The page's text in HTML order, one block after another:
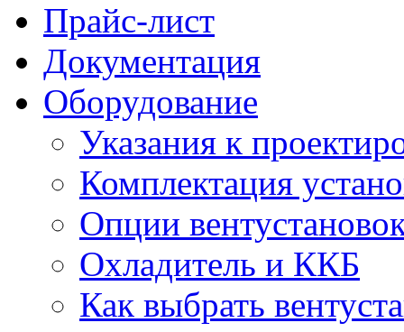
Прайс-лист
Документация
Оборудование
Указания к
Комплектация
Опции
Охладитель и ККБ
Как выбрать